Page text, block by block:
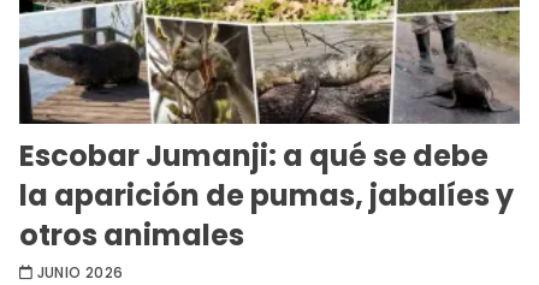
Escobar Jumanji: a qué se debe
la aparición de pumas, jabalíes y
otros animales
JUNIO 2026